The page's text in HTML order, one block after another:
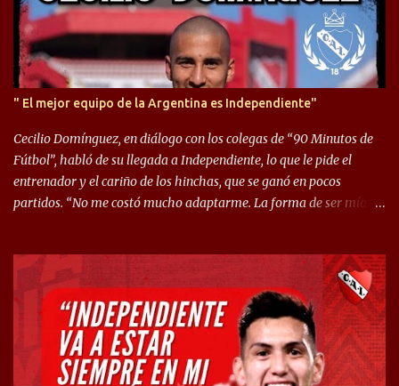
" El mejor equipo de la Argentina es Independiente"
Cecilio Domínguez, en diálogo con los colegas de “90 Minutos de
Fútbol”, habló de su llegada a Independiente, lo que le pide el
entrenador y el cariño de los hinchas, que se ganó en pocos
partidos. “No me costó mucho adaptarme. La forma de ser mía
llegué a un Independiente que juega muy dinámico y me gusta
mucho. Me favorece por la forma de jugar mía y eso también
ayudó a que me adapte”. “Me siento mejor por izquierda, pero me
gusta mucho jugar de 9, y juego sin problemas por derecha
también. Jugar de 9 y de extremo por izquierda es diferente. A mi
me gusta jugar por fuera, porque tengo mas posibilidades de